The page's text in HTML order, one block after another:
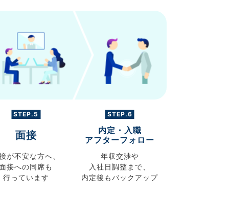
STEP.5
面接
が不安な方へ、
接への同席も
行っています
STEP.6
内定・入職
アフターフォロー
年収交渉や
入社日調整まで、
内定後もバックアップ